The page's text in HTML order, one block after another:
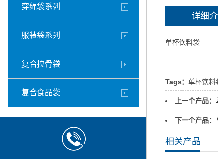
穿绳袋系列
服装袋系列
复合拉骨袋
复合食品袋
详细
单杯饮料袋
Tags： 单杯饮料
上一个产品：
下一个产品：
相关产品